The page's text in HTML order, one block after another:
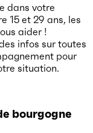
dans votre
15 et 29 ans, les
aider !
infos sur toutes
pour
situation.
bourgogne